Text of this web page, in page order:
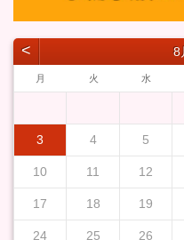
˂ 8
月 火 水
3 4 5
10 11 12
17 18 19
24 25 26